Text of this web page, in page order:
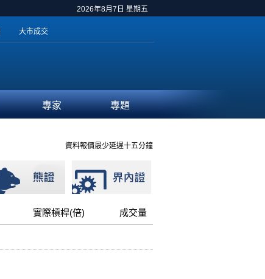
2026年8月7日 星期五
大市成交
專家 專題
資料報價最少延遲十五分鐘
實際槓桿(倍) 成交量